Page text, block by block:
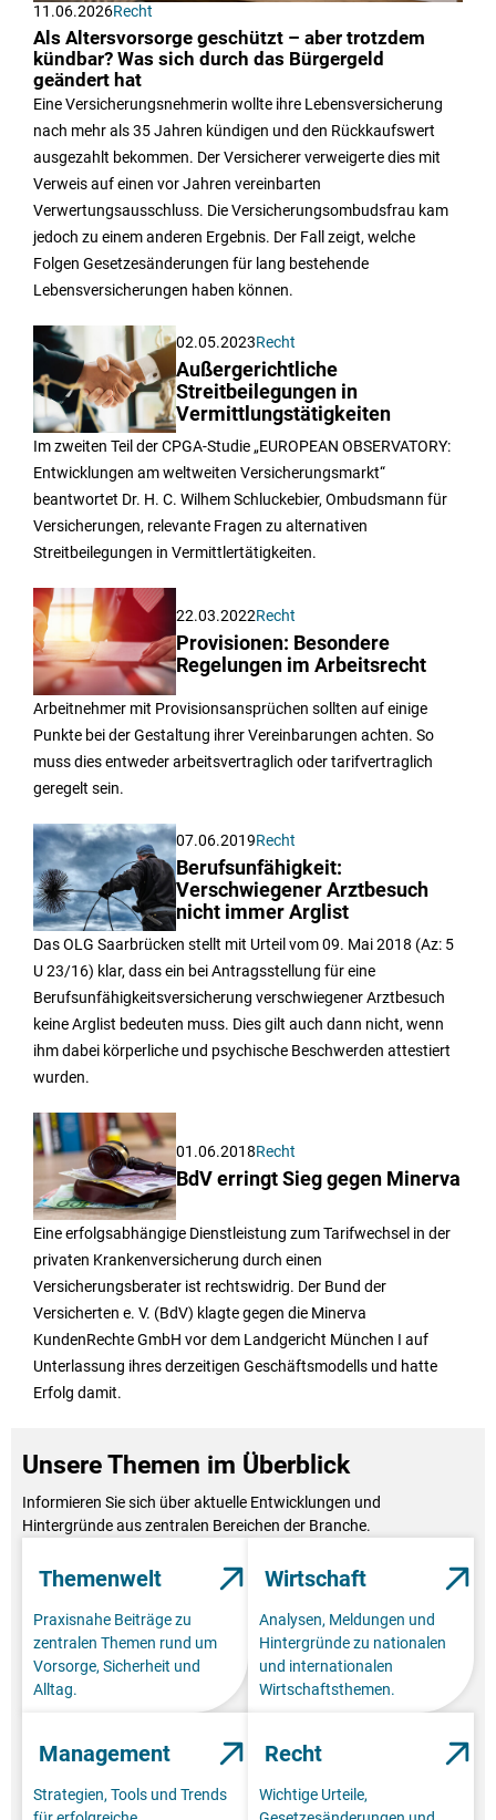
11.06.2026Recht
Als Altersvorsorge geschützt – aber trotzdem
kündbar? Was sich durch das Bürgergeld
geändert hat
Eine Versicherungsnehmerin wollte ihre Lebensversicherung
nach mehr als 35 Jahren kündigen und den Rückkaufswert
ausgezahlt bekommen. Der Versicherer verweigerte dies mit
Verweis auf einen vor Jahren vereinbarten
Verwertungsausschluss. Die Versicherungsombudsfrau kam
jedoch zu einem anderen Ergebnis. Der Fall zeigt, welche
Folgen Gesetzesänderungen für lang bestehende
Lebensversicherungen haben können.
02.05.2023Recht
Außergerichtliche
Streitbeilegungen in
Vermittlungstätigkeiten
Im zweiten Teil der CPGA-Studie „EUROPEAN OBSERVATORY:
Entwicklungen am weltweiten Versicherungsmarkt“
beantwortet Dr. H. C. Wilhem Schluckebier, Ombudsmann für
Versicherungen, relevante Fragen zu alternativen
Streitbeilegungen in Vermittlertätigkeiten.
22.03.2022Recht
Provisionen: Besondere
Regelungen im Arbeitsrecht
Arbeitnehmer mit Provisionsansprüchen sollten auf einige
Punkte bei der Gestaltung ihrer Vereinbarungen achten. So
muss dies entweder arbeitsvertraglich oder tarifvertraglich
geregelt sein.
07.06.2019Recht
Berufsunfähigkeit:
Verschwiegener Arztbesuch
nicht immer Arglist
Das OLG Saarbrücken stellt mit Urteil vom 09. Mai 2018 (Az: 5
U 23/16) klar, dass ein bei Antragsstellung für eine
Berufsunfähigkeitsversicherung verschwiegener Arztbesuch
keine Arglist bedeuten muss. Dies gilt auch dann nicht, wenn
ihm dabei körperliche und psychische Beschwerden attestiert
wurden.
01.06.2018Recht
BdV erringt Sieg gegen Minerva
Eine erfolgsabhängige Dienstleistung zum Tarifwechsel in der
privaten Krankenversicherung durch einen
Versicherungsberater ist rechtswidrig. Der Bund der
Versicherten e. V. (BdV) klagte gegen die Minerva
KundenRechte GmbH vor dem Landgericht München I auf
Unterlassung ihres derzeitigen Geschäftsmodells und hatte
Erfolg damit.
Unsere Themen im Überblick
Informieren Sie sich über aktuelle Entwicklungen und
Hintergründe aus zentralen Bereichen der Branche.
Themenwelt
Praxisnahe Beiträge zu
zentralen Themen rund um
Vorsorge, Sicherheit und
Alltag.
Wirtschaft
Analysen, Meldungen und
Hintergründe zu nationalen
und internationalen
Wirtschaftsthemen.
Management
Strategien, Tools und Trends
Recht
Wichtige Urteile,